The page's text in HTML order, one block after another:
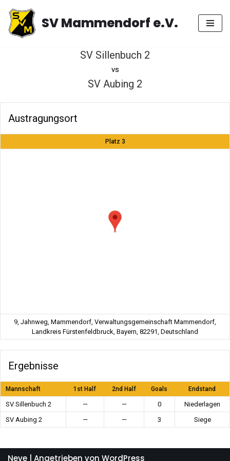
Zum
Inhalt
SV Mammendorf e.V.
SV Sillenbuch 2
vs
SV Aubing 2
Austragungsort
Platz 3
9, Jahnweg, Mammendorf, Verwaltungsgemeinschaft Mammendorf,
Landkreis Fürstenfeldbruck, Bayern, 82291, Deutschland
Ergebnisse
Mannschaft 1st Half 2nd Half Goals Endstand
SV Sillenbuch 2 — — 0
Niederlagen
SV Aubing 2
— — 3 Siege
Neve | Angetrieben von WordPress